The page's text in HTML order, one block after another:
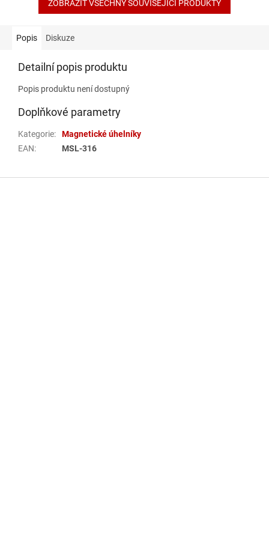
ZOBRAZIT VŠECHNY SOUVISEJÍCÍ PRODUKTY
Popis Diskuze
Detailní popis produktu
Popis produktu není dostupný
Doplňkové parametry
Kategorie:
Magnetické úhelníky
EAN: MSL-316